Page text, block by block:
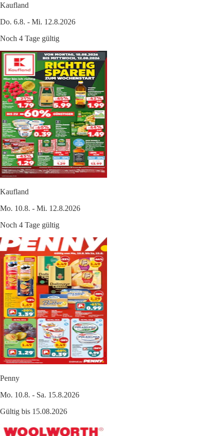
Kaufland
Do. 6.8. - Mi. 12.8.2026
Noch 4 Tage gültig
Kaufland
Mo. 10.8. - Mi. 12.8.2026
Noch 4 Tage gültig
Penny
Mo. 10.8. - Sa. 15.8.2026
Gültig bis 15.08.2026